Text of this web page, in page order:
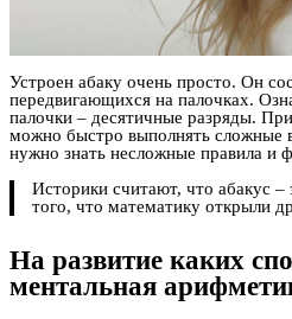
Устроен абаку очень просто. Он
передвигающихся на палочках.
палочки – десятичные разряды.
можно быстро выполнять сложные
нужно знать несложные правила и
Историки считают, что абакус –
того, что математику открыли
На развитие каких
ментальная